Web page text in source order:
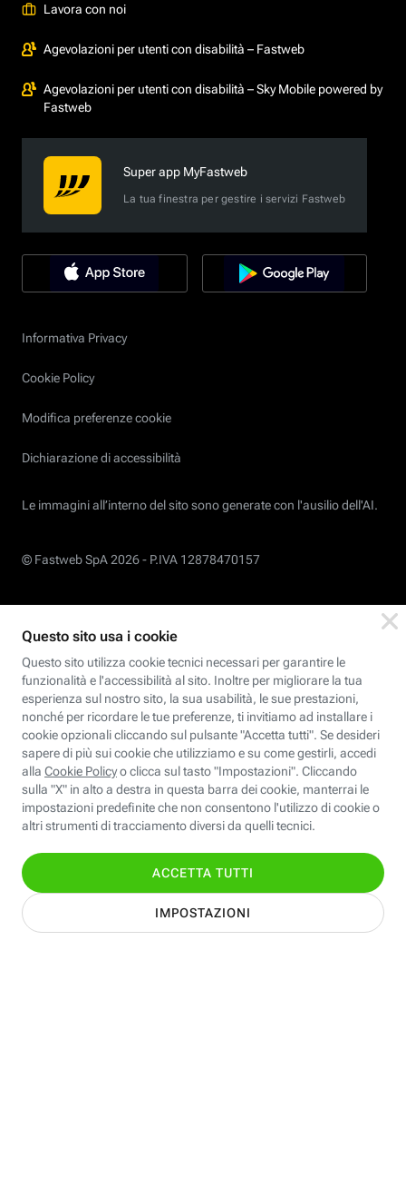
Lavora con noi
Agevolazioni per utenti con disabilità – Fastweb
Agevolazioni per utenti con disabilità – Sky Mobile powered by
Fastweb
Super app MyFastweb
La tua finestra per gestire i servizi Fastweb
Informativa Privacy
Cookie Policy
Modifica preferenze cookie
Dichiarazione di accessibilità
Le immagini all’interno del sito sono generate con l'ausilio dell'AI.
© Fastweb SpA 2026 - P.IVA 12878470157